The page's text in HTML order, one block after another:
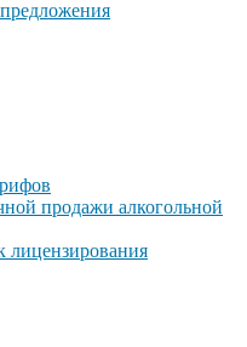
продажи алкогольной
лицензирования